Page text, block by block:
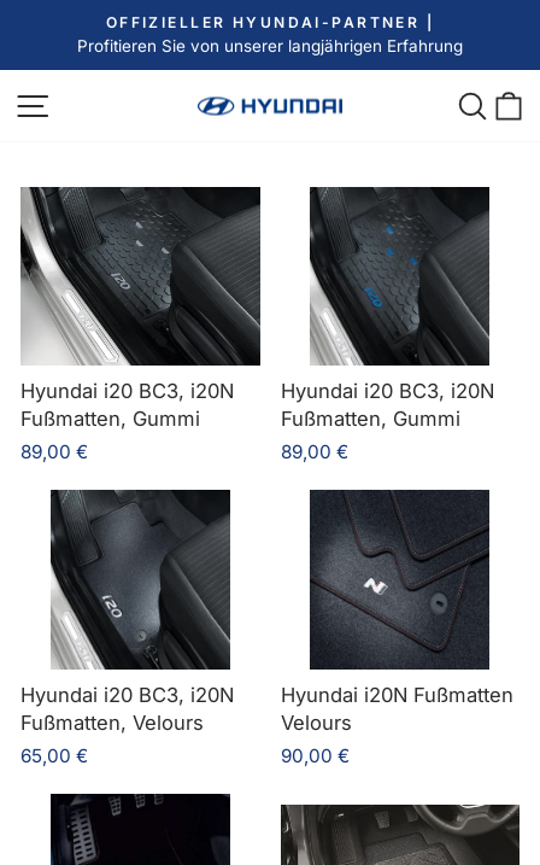
Inhalt
Pause
OFFIZIELLER HYUNDAI-PARTNER |
Profitieren Sie von unserer langjährigen Erfahrung
Seitennavigation
Hyundai i20 BC3, i20N
Fußmatten, Gummi
89,00 €
Hyundai i20 BC3, i20N
Fußmatten, Gummi
89,00 €
Hyundai i20 BC3, i20N
Fußmatten, Velours
65,00 €
Hyundai i20N Fußmatten
Velours
90,00 €